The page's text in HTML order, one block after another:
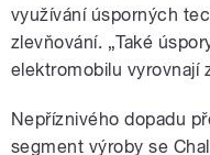
využívání úsporných
zlevňování. „Také
elektromobilu vyrovnají
Nepříznivého dopadu
segment výroby se